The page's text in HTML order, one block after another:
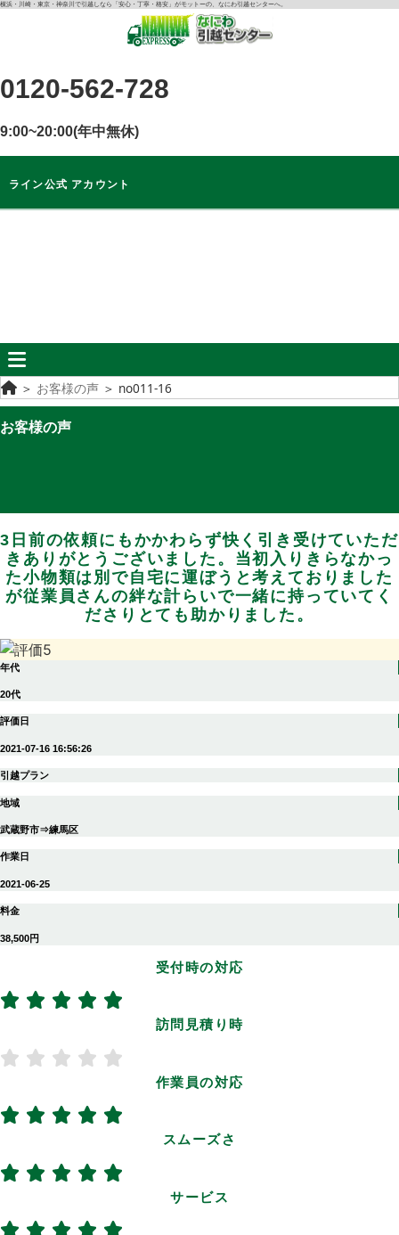
コ
ツ
ス
キ
ッ
横浜・川崎・東京・神奈川で引越しなら「安心・丁寧・格安」がモットーの、なにわ引越センターへ。
0120-562-728
9:00~20:00(年中無休)
ライン公式 アカウント
＞ お客様の声 ＞ no011-16
お客様の声
3日前の依頼にもかかわらず快く引き受けていただ
きありがとうございました。当初入りきらなかっ
た小物類は別で自宅に運ぼうと考えておりました
が従業員さんの絆な計らいで一緒に持っていてく
ださりとても助かりました。
年代
20代
評価日
2021-07-16 16:56:26
引越プラン
地域
武蔵野市⇒練馬区
作業日
2021-06-25
料金
38,500円
受付時の対応
訪問見積り時
作業員の対応
スムーズさ
サービス